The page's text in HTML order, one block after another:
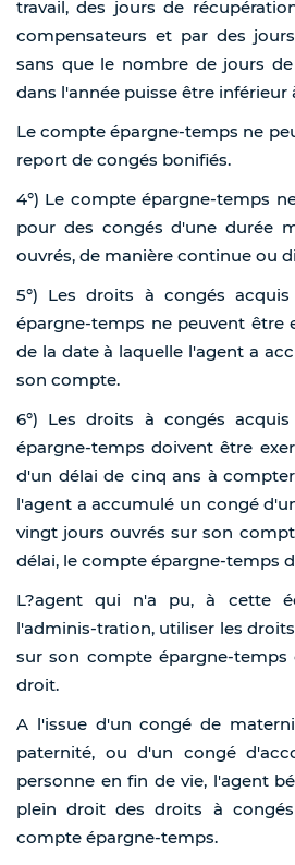
travail, des jours de
compensateurs et par des
sans que le nombre de jours
dans l'année puisse être inférieur
Le compte épargne-temps ne
report de congés bonifiés.
4°) Le compte épargne-temps
pour des congés d'une durée
ouvrés, de manière continue ou
5°) Les droits à congés
épargne-temps ne peuvent être
de la date à laquelle l'agent a
son compte.
6°) Les droits à congés
épargne-temps doivent être
d'un délai de cinq ans à
l'agent a accumulé un congé
vingt jours ouvrés sur son
délai, le compte épargne-temps
L?agent qui n'a pu, à cette
l'adminis-tration, utiliser les
sur son compte épargne-temps
droit.
A l'issue d'un congé de
paternité, ou d'un congé
personne en fin de vie, l'agent
plein droit des droits à
compte épargne-temps.